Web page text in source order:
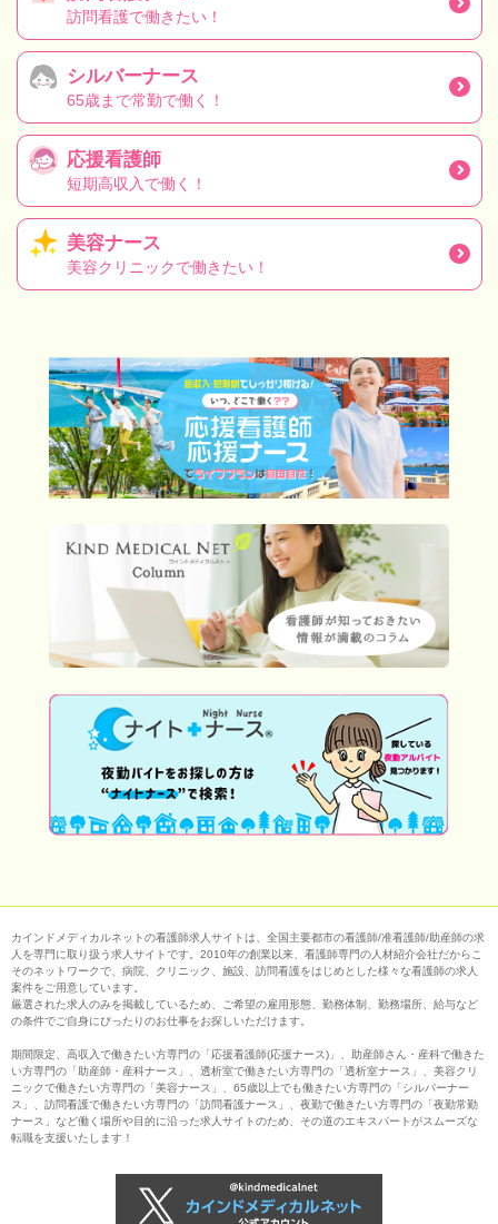
訪問看護で働きたい！
シルバーナース
65歳まで常勤で働く！
応援看護師
短期高収入で働く！
美容ナース
美容クリニックで働きたい！
カインドメディカルネットの看護師求人サイトは、全国主要都市の看護師/准看護師/助産師の求
人を専門に取り扱う求人サイトです。2010年の創業以来、看護師専門の人材紹介会社だからこ
そのネットワークで、病院、クリニック、施設、訪問看護をはじめとした様々な看護師の求人
案件をご用意しています。
厳選された求人のみを掲載しているため、ご希望の雇用形態、勤務体制、勤務場所、給与など
の条件でご自身にぴったりのお仕事をお探しいただけます。
期間限定、高収入で働きたい方専門の「応援看護師(応援ナース)」、助産師さん・産科で働きた
い方専門の「助産師・産科ナース」、透析室で働きたい方専門の「透析室ナース」、美容クリ
ニックで働きたい方専門の「美容ナース」、65歳以上でも働きたい方専門の「シルバーナー
ス」、訪問看護で働きたい方専門の「訪問看護ナース」、夜勤で働きたい方専門の「夜勤常勤
ナース」など働く場所や目的に沿った求人サイトのため、その道のエキスパートがスムーズな
転職を支援いたします！